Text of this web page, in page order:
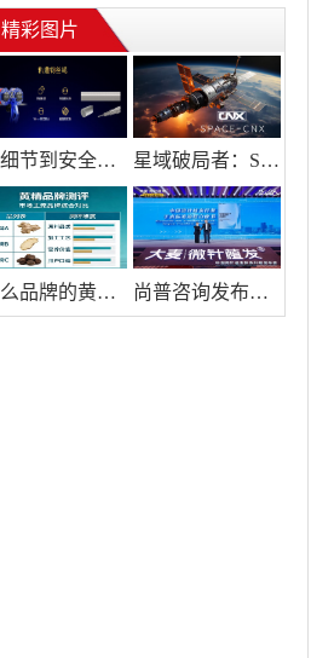
主题团建活动
爆百联川沙9周年庆
精彩图片
从细节到安全，YOLOR 滑索用硬核实力，解答景区的 “价格之问” 星域破局者：Space-CNX崛起香港，卡位太空能源与低轨经济
什么品牌的黄精好？熬夜人群调养小常识：山川树黄精滋补有依据 尚普咨询发布《中国微针植发行业手术标准流程白皮书》，引领行业规范化发展新纪元